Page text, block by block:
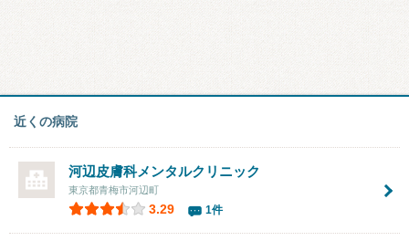
近くの病院
河辺皮膚科メンタルクリニック
東京都青梅市河辺町
3.29 1件